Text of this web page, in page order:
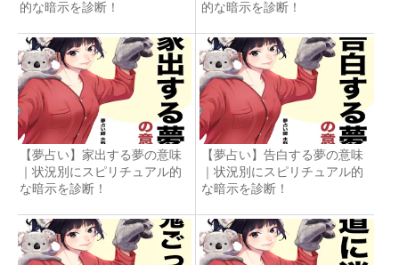
的な暗示を診断！
的な暗示を診断！
【夢占い】家出する夢の意味
｜状況別にスピリチュアル的
な暗示を診断！
【夢占い】告白する夢の意味
｜状況別にスピリチュアル的
な暗示を診断！